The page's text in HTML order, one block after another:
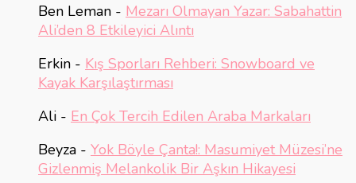
Ben Leman - Mezarı Olmayan Yazar: Sabahattin
Ali’den 8 Etkileyici Alıntı
Erkin - Kış Sporları Rehberi: Snowboard ve
Kayak Karşılaştırması
Ali - En Çok Tercih Edilen Araba Markaları
Beyza - Yok Böyle Çanta!: Masumiyet Müzesi’ne
Gizlenmiş Melankolik Bir Aşkın Hikayesi